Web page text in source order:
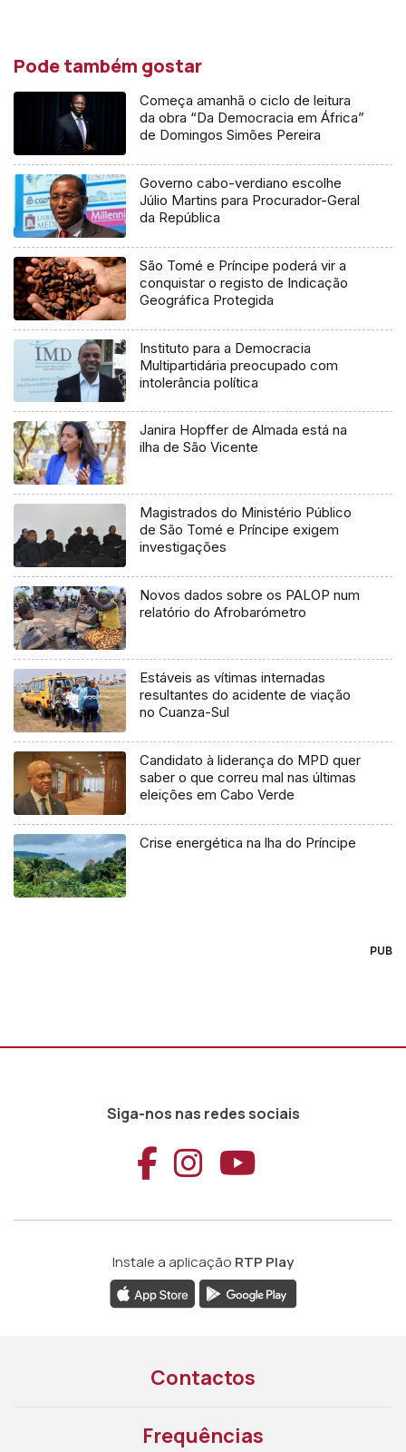
Pode também gostar
Começa amanhã o ciclo de leitura
da obra “Da Democracia em África”
de Domingos Simões Pereira
Governo cabo-verdiano escolhe
Júlio Martins para Procurador-Geral
da República
São Tomé e Príncipe poderá vir a
conquistar o registo de Indicação
Geográfica Protegida
Instituto para a Democracia
Multipartidária preocupado com
intolerância política
Janira Hopffer de Almada está na
ilha de São Vicente
Magistrados do Ministério Público
de São Tomé e Príncipe exigem
investigações
Novos dados sobre os PALOP num
relatório do Afrobarómetro
Estáveis as vítimas internadas
resultantes do acidente de viação
no Cuanza-Sul
Candidato à liderança do MPD quer
saber o que correu mal nas últimas
eleições em Cabo Verde
Crise energética na lha do Príncipe
PUB
Siga-nos nas redes sociais
Aceder ao
Aceder ao
Aceder
Instale a aplicação RTP Play
Contactos
Frequências